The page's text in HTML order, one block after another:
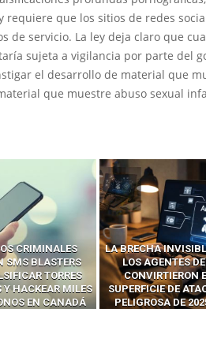
requiere que los sitios de redes
de servicio. La ley deja claro que
sujeta a vigilancia por parte del
el desarrollo de material que
que muestre abuso sexual
INVISIBLE: CÓMO
DE IA SE
EN LA
DE ATAQUE MÁS
DE 2025–2026
OLVIDA
PREDATOR
CUALQUIER
ATAQUES
CERO-CLIC